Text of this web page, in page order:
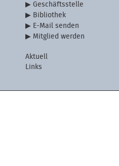
Geschäftsstelle
Bibliothek
E-Mail senden
Mitglied werden
Aktuell
Links